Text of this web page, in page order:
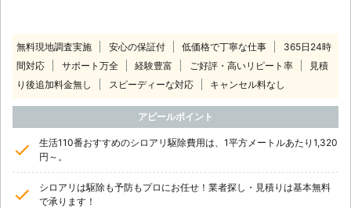
無料現地調査実施 安心の保証付 低価格で丁寧な仕事
365日24時
間対応
サポート万全 経験豊富 ご好評・高いリピート率
見積
り後追加料金無し
スピーディーな対応 キャンセル料なし
アピールポイント
生活110番おすすめのシロアリ駆除費用は、1平方メートルあたり1,320
円～。
シロアリは駆除も予防もプロにお任せ！業者探し・見積りは基本無料
で承ります！